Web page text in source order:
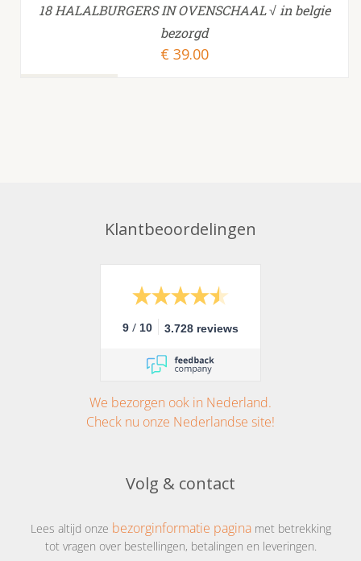
18 HALALBURGERS IN OVENSCHAAL √ in belgie
bezorgd
€ 39.00
Klantbeoordelingen
9 / 10 3.728 reviews
We bezorgen ook in Nederland.
Check nu onze Nederlandse site!
Volg & contact
Lees altijd onze bezorginformatie paginamet betrekking
tot vragen over bestellingen, betalingen en leveringen.